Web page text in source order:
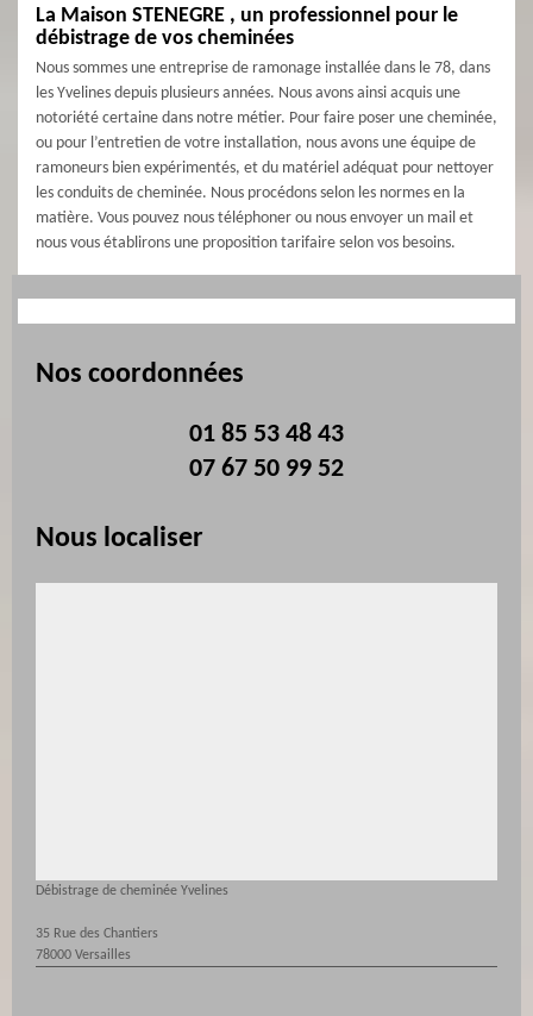
La Maison STENEGRE , un professionnel pour le
débistrage de vos cheminées
Nous sommes une entreprise de ramonage installée dans le 78, dans
les Yvelines depuis plusieurs années. Nous avons ainsi acquis une
notoriété certaine dans notre métier. Pour faire poser une cheminée,
ou pour l’entretien de votre installation, nous avons une équipe de
ramoneurs bien expérimentés, et du matériel adéquat pour nettoyer
les conduits de cheminée. Nous procédons selon les normes en la
matière. Vous pouvez nous téléphoner ou nous envoyer un mail et
nous vous établirons une proposition tarifaire selon vos besoins.
Nos coordonnées
01 85 53 48 43
07 67 50 99 52
Nous localiser
Débistrage de cheminée Yvelines
35 Rue des Chantiers
78000 Versailles